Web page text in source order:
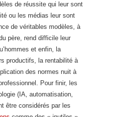
de réussite qui leur sont
ou les médias leur sont
de véritables modèles, à
père, rend difficile leur
et enfin, la
productifs, la rentabilité à
des normes nuit à
Pour finir, les
(IA, automatisation,
être considérés par les